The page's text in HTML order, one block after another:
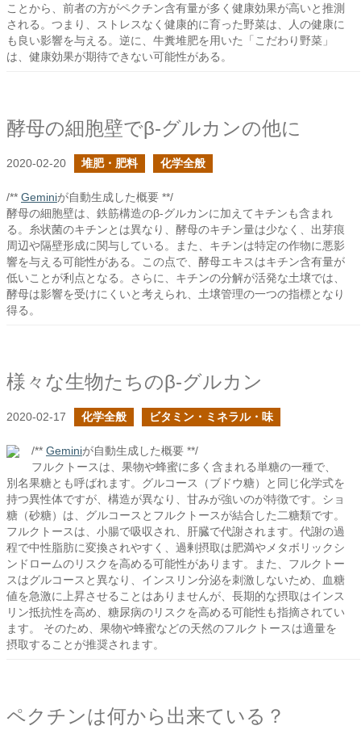
ことから、前者の方がペクチン含有量が多く健康効果が高いと推測
される。つまり、ストレスなく健康的に育った野菜は、人の健康に
も良い影響を与える。逆に、牛糞堆肥を用いた「こだわり野菜」
は、健康効果が期待できない可能性がある。
酵母の細胞壁でβ-グルカンの他に
2020-02-20 堆肥・肥料 化学全般
/** Geminiが自動生成した概要 **/
酵母の細胞壁は、鉄筋構造のβ-グルカンに加えてキチンも含まれ
る。糸状菌のキチンとは異なり、酵母のキチン量は少なく、出芽痕
周辺や隔壁形成に関与している。また、キチンは特定の作物に悪影
響を与える可能性がある。この点で、酵母エキスはキチン含有量が
低いことが利点となる。さらに、キチンの分解が活発な土壌では、
酵母は影響を受けにくいと考えられ、土壌管理の一つの指標となり
得る。
様々な生物たちのβ-グルカン
2020-02-17 化学全般 ビタミン・ミネラル・味
/** Geminiが自動生成した概要 **/
フルクトースは、果物や蜂蜜に多く含まれる単糖の一種で、
別名果糖とも呼ばれます。グルコース（ブドウ糖）と同じ化学式を
持つ異性体ですが、構造が異なり、甘みが強いのが特徴です。ショ
糖（砂糖）は、グルコースとフルクトースが結合した二糖類です。
フルクトースは、小腸で吸収され、肝臓で代謝されます。代謝の過
程で中性脂肪に変換されやすく、過剰摂取は肥満やメタボリックシ
ンドロームのリスクを高める可能性があります。また、フルクトー
スはグルコースと異なり、インスリン分泌を刺激しないため、血糖
値を急激に上昇させることはありませんが、長期的な摂取はインス
リン抵抗性を高め、糖尿病のリスクを高める可能性も指摘されてい
ます。 そのため、果物や蜂蜜などの天然のフルクトースは適量を
摂取することが推奨されます。
ペクチンは何から出来ている？